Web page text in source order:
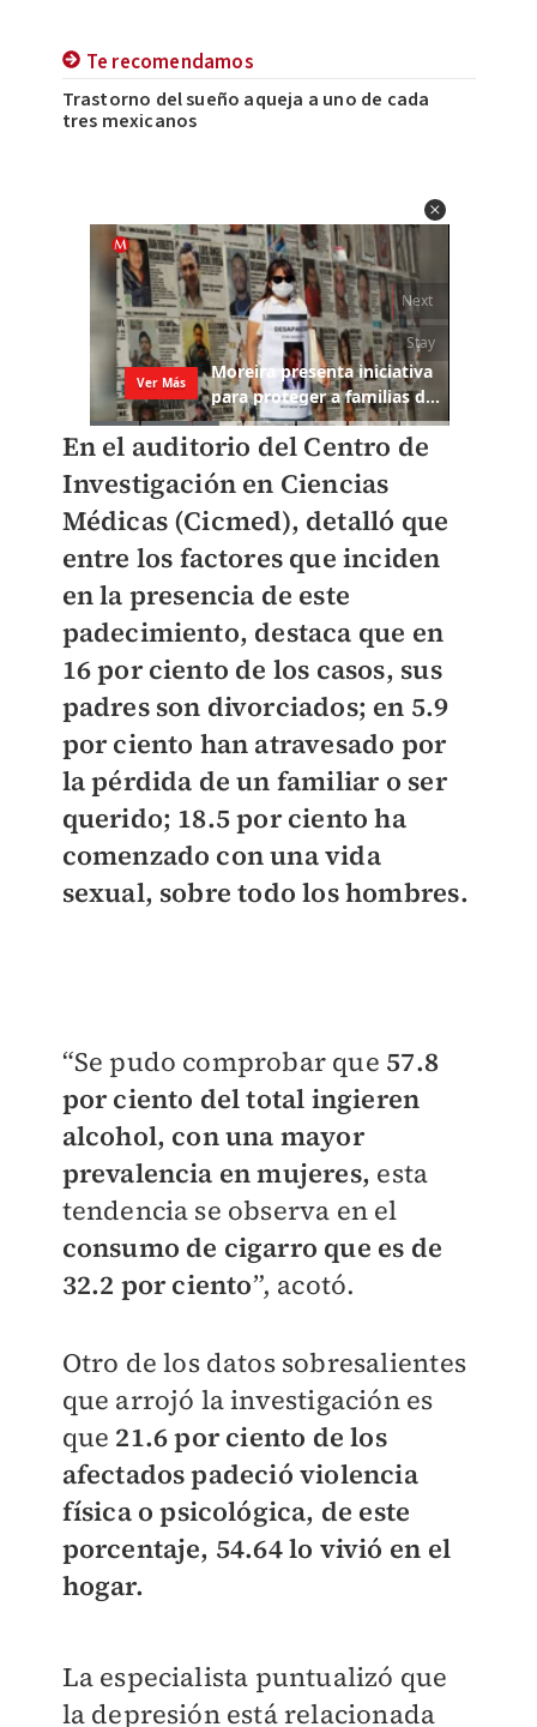
Te recomendamos
Trastorno del sueño aqueja a uno de cada
tres mexicanos
En el auditorio del Centro de
Investigación en Ciencias
Médicas (Cicmed), detalló que
entre los factores que inciden
en la presencia de este
padecimiento, destaca que en
16 por ciento de los casos, sus
padres son divorciados; en 5.9
por ciento han atravesado por
la pérdida de un familiar o ser
querido; 18.5 por ciento ha
comenzado con una vida
sexual, sobre todo los hombres.
“Se pudo comprobar que 57.8
por ciento del total ingieren
alcohol, con una mayor
prevalencia en mujeres, esta
tendencia se observa en el
consumo de cigarro que es de
32.2 por ciento”, acotó.
Otro de los datos sobresalientes
que arrojó la investigación es
que 21.6 por ciento de los
afectados padeció violencia
física o psicológica, de este
porcentaje, 54.64 lo vivió en el
hogar.
La especialista puntualizó que
la depresión está relacionada